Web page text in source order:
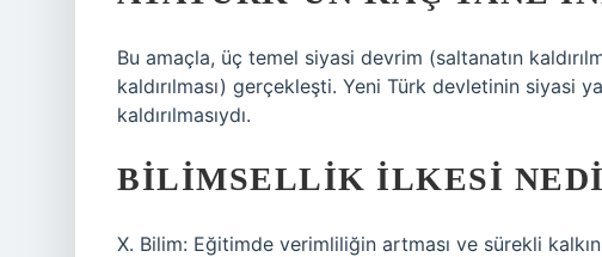
Bu amaçla, üç temel siyasi devrim (saltanatın
kaldırılması) gerçekleşti. Yeni Türk devletinin siyasi
kaldırılmasıydı.
BILIMSELLIK ILKESI
X. Bilim: Eğitimde verimliliğin artması ve sürekli